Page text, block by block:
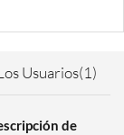
Usuarios(1)
de